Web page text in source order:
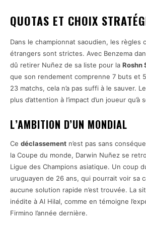
QUOTAS ET CHOIX
Dans le championnat saoudien, les règles
étrangers sont strictes. Avec Benzema
dû retirer Nuñez de sa liste pour la Roshn
que son rendement comprenne 7 buts et
23 matchs, cela n’a pas suffi à le sauver.
plus d’attention à l’impact d’un joueur
L’AMBITION D’UN MONDIAL
Ce déclassement n’est pas sans
la Coupe du monde, Darwin Nuñez se
Ligue des Champions asiatique. Un coup
uruguayen de 26 ans, qui pourrait voir sa
aucune solution rapide n’est trouvée. La
inédite à Al Hilal, comme en témoigne
Firmino l’année dernière.